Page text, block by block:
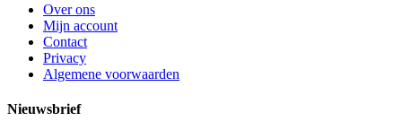
Over ons
Mijn account
Contact
Privacy
Algemene voorwaarden
Nieuwsbrief